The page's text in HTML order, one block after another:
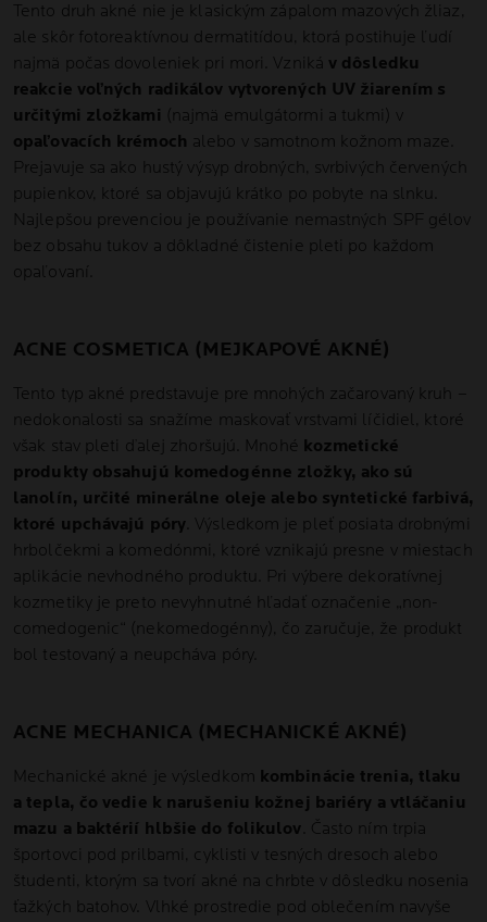
Tento druh akné nie je klasickým zápalom mazových žliaz,
ale skôr fotoreaktívnou dermatitídou, ktorá postihuje ľudí
najmä počas dovoleniek pri mori. Vzniká v dôsledku
reakcie voľných radikálov vytvorených UV žiarením s
určitými zložkami (najmä emulgátormi a tukmi) v
opaľovacích krémoch alebo v samotnom kožnom maze.
Prejavuje sa ako hustý výsyp drobných, svrbivých červených
pupienkov, ktoré sa objavujú krátko po pobyte na slnku.
Najlepšou prevenciou je používanie nemastných SPF gélov
bez obsahu tukov a dôkladné čistenie pleti po každom
opaľovaní.
ACNE COSMETICA (MEJKAPOVÉ AKNÉ)
Tento typ akné predstavuje pre mnohých začarovaný kruh –
nedokonalosti sa snažíme maskovať vrstvami líčidiel, ktoré
však stav pleti ďalej zhoršujú. Mnohé kozmetické
produkty obsahujú komedogénne zložky, ako sú
lanolín, určité minerálne oleje alebo syntetické farbivá,
ktoré upchávajú póry . Výsledkom je pleť posiata drobnými
hrbolčekmi a komedónmi, ktoré vznikajú presne v miestach
aplikácie nevhodného produktu. Pri výbere dekoratívnej
kozmetiky je preto nevyhnutné hľadať označenie „non-
comedogenic“ (nekomedogénny), čo zaručuje, že produkt
bol testovaný a neupcháva póry.
ACNE MECHANICA (MECHANICKÉ AKNÉ)
Mechanické akné je výsledkom kombinácie trenia, tlaku
a tepla, čo vedie k narušeniu kožnej bariéry a vtláčaniu
mazu a baktérií hlbšie do folikulov . Často ním trpia
športovci pod prilbami, cyklisti v tesných dresoch alebo
študenti, ktorým sa tvorí akné na chrbte v dôsledku nosenia
ťažkých batohov. Vlhké prostredie pod oblečením navyše